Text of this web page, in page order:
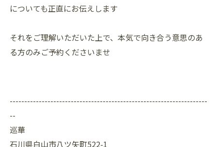
についても正直にお伝えします
それをご理解いただいた上で、本気で向き合う意思のあ
る方のみご予約くださいませ
--------------------------------------------------------------------
--
巡華
石川県白山市八ツ矢町522-1